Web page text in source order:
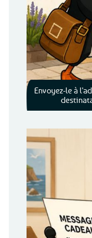
Envoyez-le à